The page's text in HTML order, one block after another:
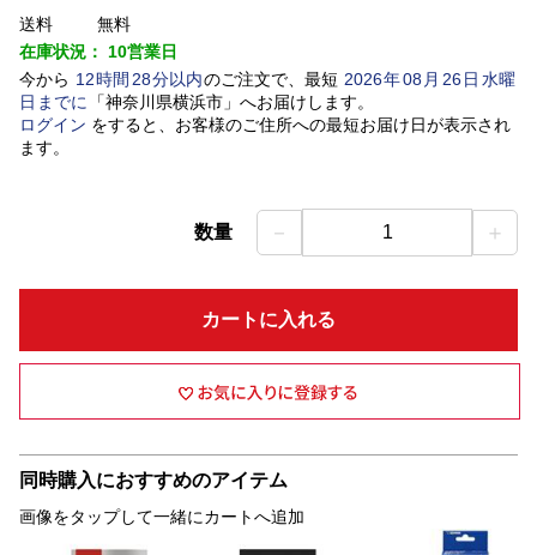
送料
無料
在庫状況： 10営業日
今から 12時間 28分以内のご注文で、最短 2026年08 月 26日水曜
日 までに 「神奈川県横浜市」 へお届けします。
ログイン をすると、お客様のご住所への最短お届け日が表示され
ます。
数量 － 1 ＋
カートに入れる
同時購入におすすめのアイテム
画像をタップして一緒にカートへ追加